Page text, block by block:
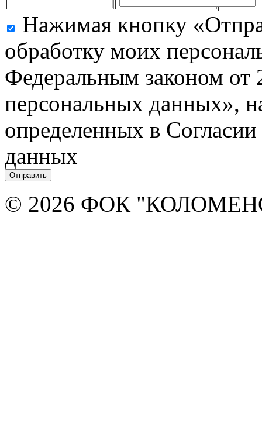
Нажимая кнопку
обработку моих
Федеральным законом
персональных данных»,
определенных в
данных
© 2026 ФОК